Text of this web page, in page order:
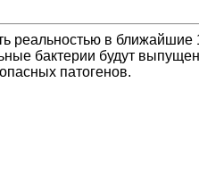
реальностью в
бактерии будут
патогенов.